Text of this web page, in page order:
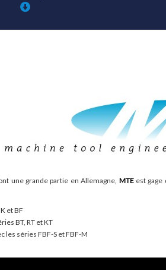
une grande partie en Allemagne, MTE est
et BF
BT, RT et KT
les séries FBF-S et FBF-M